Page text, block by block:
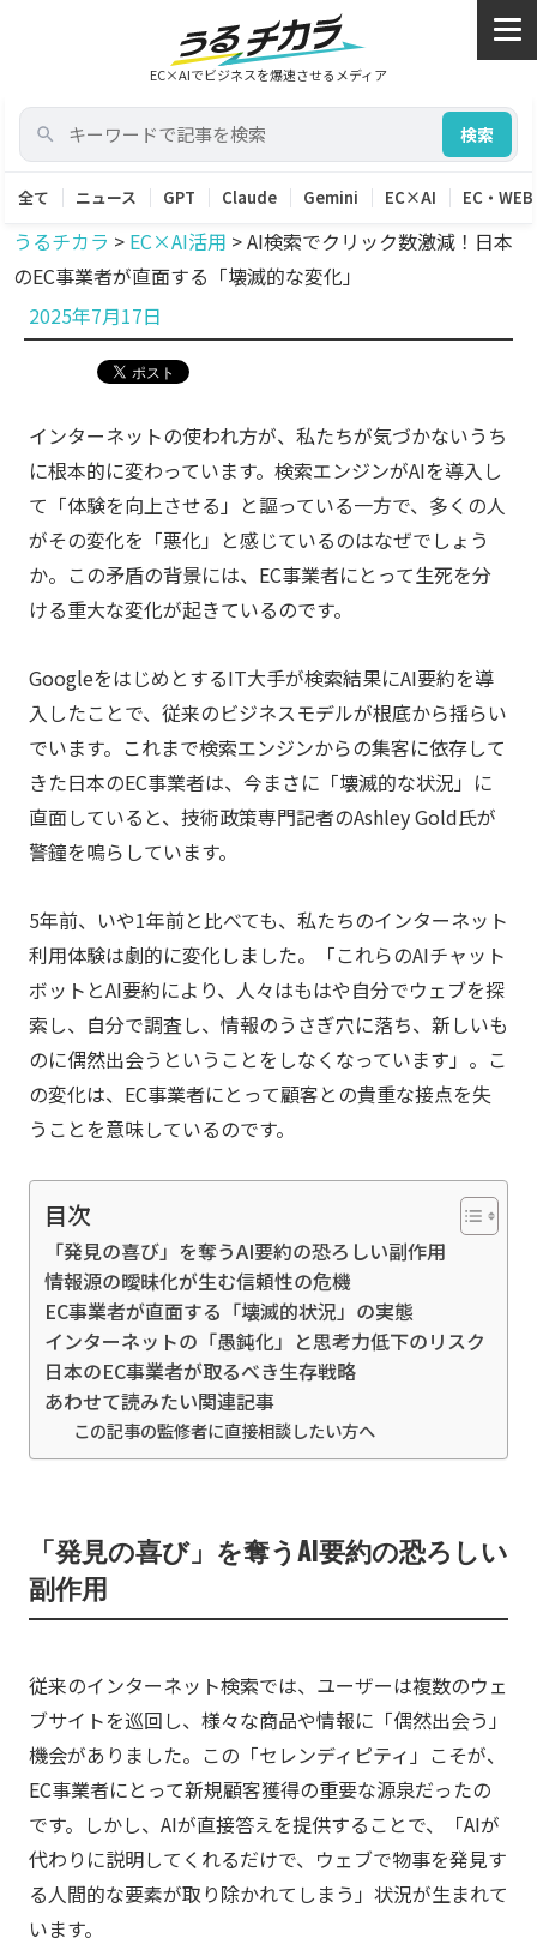
EC×AIでビジネスを爆速させるメディア
検索
全て ニュース GPT Claude Gemini EC×AI EC・WEB
うるチカラ > EC×AI活用 >AI検索でクリック数激減！日本
のEC事業者が直面する「壊滅的な変化」
投
稿
2025年7月17日
インターネットの使われ方が、私たちが気づかないうち
に根本的に変わっています。検索エンジンがAIを導入し
て「体験を向上させる」と謳っている一方で、多くの人
がその変化を「悪化」と感じているのはなぜでしょう
か。この矛盾の背景には、EC事業者にとって生死を分
ける重大な変化が起きているのです。
GoogleをはじめとするIT大手が検索結果にAI要約を導
入したことで、従来のビジネスモデルが根底から揺らい
でいます。これまで検索エンジンからの集客に依存して
きた日本のEC事業者は、今まさに「壊滅的な状況」に
直面していると、技術政策専門記者のAshley Gold氏が
警鐘を鳴らしています。
5年前、いや1年前と比べても、私たちのインターネット
利用体験は劇的に変化しました。「これらのAIチャット
ボットとAI要約により、人々はもはや自分でウェブを探
索し、自分で調査し、情報のうさぎ穴に落ち、新しいも
のに偶然出会うということをしなくなっています」。こ
の変化は、EC事業者にとって顧客との貴重な接点を失
うことを意味しているのです。
目次
「発見の喜び」を奪うAI要約の恐ろしい副作用
情報源の曖昧化が生む信頼性の危機
EC事業者が直面する「壊滅的状況」の実態
インターネットの「愚鈍化」と思考力低下のリスク
日本のEC事業者が取るべき生存戦略
あわせて読みたい関連記事
この記事の監修者に直接相談したい方へ
「発見の喜び」を奪うAI要約の恐ろしい
副作用
従来のインターネット検索では、ユーザーは複数のウェ
ブサイトを巡回し、様々な商品や情報に「偶然出会う」
機会がありました。この「セレンディピティ」こそが、
EC事業者にとって新規顧客獲得の重要な源泉だったの
です。しかし、AIが直接答えを提供することで、「AIが
代わりに説明してくれるだけで、ウェブで物事を発見す
る人間的な要素が取り除かれてしまう」状況が生まれて
います。